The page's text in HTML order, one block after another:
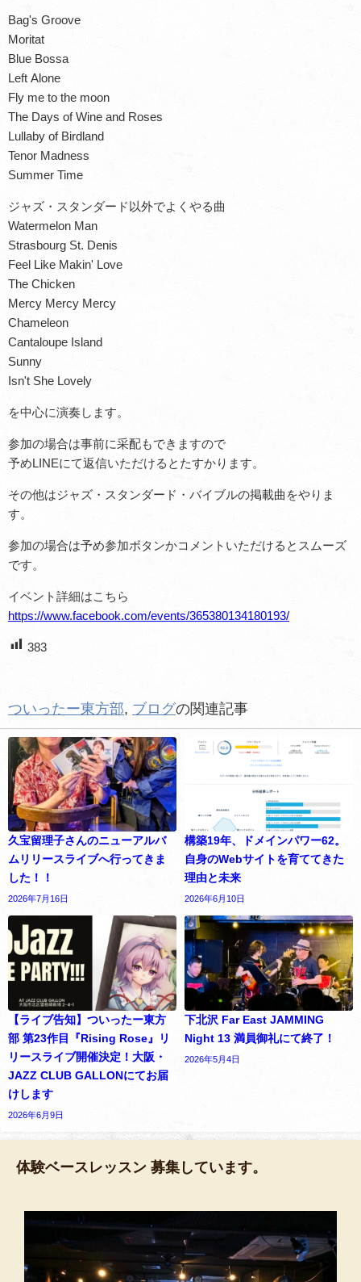
Bag's Groove
Moritat
Blue Bossa
Left Alone
Fly me to the moon
The Days of Wine and Roses
Lullaby of Birdland
Tenor Madness
Summer Time
ジャズ・スタンダード以外でよくやる曲
Watermelon Man
Strasbourg St. Denis
Feel Like Makin' Love
The Chicken
Mercy Mercy Mercy
Chameleon
Cantaloupe Island
Sunny
Isn't She Lovely
を中心に演奏します。
参加の場合は事前に采配もできますので
予めLINEにて返信いただけるとたすかります。
その他はジャズ・スタンダード・バイブルの掲載曲をやりま
す。
参加の場合は予め参加ボタンかコメントいただけるとスムーズ
です。
イベント詳細はこちら
https://www.facebook.com/events/365380134180193/
383
ついったー東方部, ブログの関連記事
久宝留理子さんのニューアルバ
ムリリースライブへ行ってきま
した！！
2026年7月16日
構築19年、ドメインパワー62。
自身のWebサイトを育ててきた
理由と未来
2026年6月10日
【ライブ告知】ついったー東方
部 第23作目『Rising Rose』リ
リースライブ開催決定！大阪・
JAZZ CLUB GALLONにてお届
けします
2026年6月9日
下北沢 Far East JAMMING
Night 13 満員御礼にて終了！
2026年5月4日
体験ベースレッスン 募集しています。